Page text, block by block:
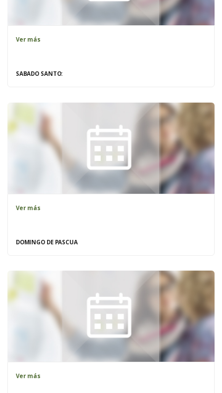
Ver más
SABADO SANTO:
Ver más
DOMINGO DE PASCUA
Ver más